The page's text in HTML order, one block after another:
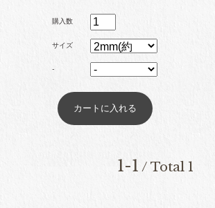
納期4週間前後
pearl
購入数
サイズ
-
1-1 / Total 1